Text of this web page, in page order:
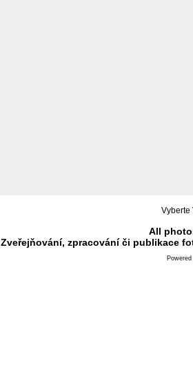
Vyberte
All
Zveřejňování, zpracování či publikace